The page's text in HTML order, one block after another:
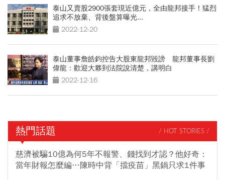
泰山又賣股2900張套現近億元，全由龍邦接手！猛烈
追求不放棄、背後盤算曝光...
2022-12-20
泰山董事詹皓鈞控告大股東龍邦毀謗 龍邦董事長劉
偉龍：歡迎大夥到法院說清楚，講明白
2022-12-16
熱門話題 / HOT STORIES /
慈濟被騙10億為何5年不報警、錢找到才認？他好奇：
當年財報怎麼編…陳時中背「擋疫苗」黑鍋只求1件事